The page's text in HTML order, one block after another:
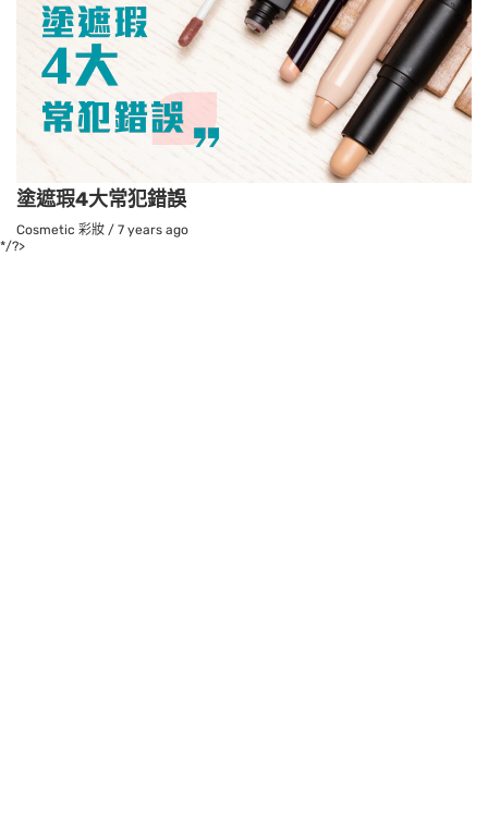
塗遮瑕4大常犯錯誤
Cosmetic 彩妝 / 7 years ago
*/?>